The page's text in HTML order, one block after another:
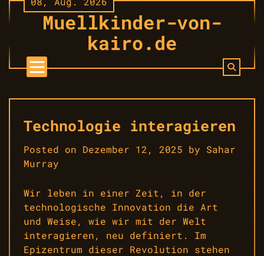
Skip
to
Muellkinder-von-
kairo.de
Technologie interagieren
Posted on Dezember 12, 2025 by Sahar
Murray
Wir leben in einer Zeit, in der
technologische Innovation die Art
und Weise, wie wir mit der Welt
interagieren, neu definiert. Im
Epizentrum dieser Revolution stehen